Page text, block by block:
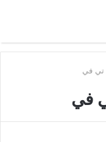
في
في